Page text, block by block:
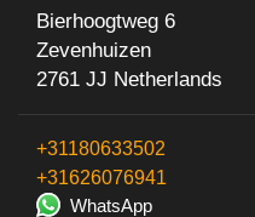
Bierhoogtweg 6
Zevenhuizen
2761 JJ Netherlands
+31180633502
+31626076941
WhatsApp